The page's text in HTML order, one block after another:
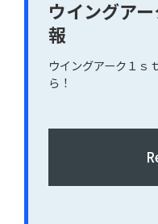
ウイングア
報
ウイングアーク１ｓ
ら！